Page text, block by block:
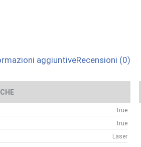
aggiuntiveRecensioni (0)
true
true
Laser